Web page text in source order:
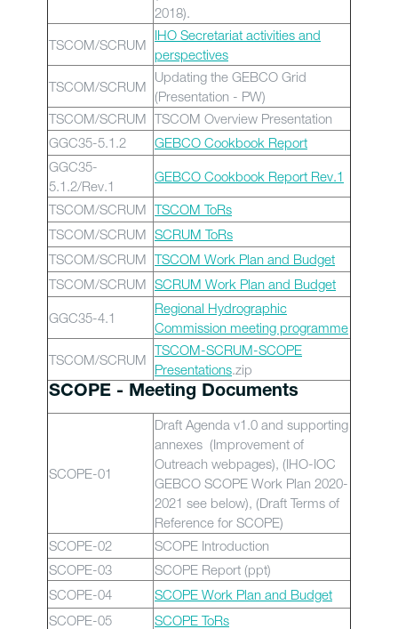
2018).
TSCOM/SCRUM
IHO Secretariat activities and
perspectives
TSCOM/SCRUM
Updating the GEBCO Grid
(Presentation - PW)
TSCOM/SCRUM TSCOM Overview Presentation
GGC35-5.1.2
GEBCO Cookbook Report
GGC35-
5.1.2/Rev.1
GEBCO Cookbook Report Rev.1
TSCOM/SCRUM TSCOM ToRs
TSCOM/SCRUM SCRUM ToRs
TSCOM/SCRUM TSCOM Work Plan and Budget
TSCOM/SCRUM SCRUM Work Plan and Budget
GGC35-4.1
Regional Hydrographic
Commission meeting programme
TSCOM/SCRUM
TSCOM-SCRUM-SCOPE
Presentations.zip
SCOPE - Meeting Documents
SCOPE-01
Draft Agenda v1.0 and supporting
annexes (Improvement of
Outreach webpages), (IHO-IOC
GEBCO SCOPE Work Plan 2020-
2021 see below), (Draft Terms of
Reference for SCOPE)
SCOPE-02
SCOPE Introduction
SCOPE-03
SCOPE Report (ppt)
SCOPE-04
SCOPE Work Plan and Budget
SCOPE-05
SCOPE ToRs